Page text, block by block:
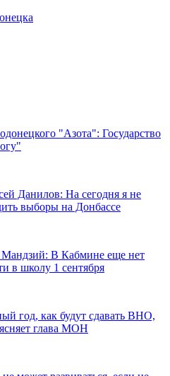
"Азота": Государство
Данилов: На сегодня я не
выборы на Донбассе
В Кабмине еще нет
в школу 1 сентября
год, как будут сдавать ВНО,
глава МОН